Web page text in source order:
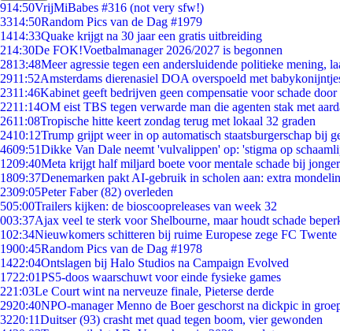
914:50VrijMiBabes #316 (not very sfw!)
3314:50Random Pics van de Dag #1979
1414:33Quake krijgt na 30 jaar een gratis uitbreiding
214:30De FOK!Voetbalmanager 2026/2027 is begonnen
2813:48Meer agressie tegen een andersluidende politieke mening,
2911:52Amsterdams dierenasiel DOA overspoeld met
2311:46Kabinet geeft bedrijven geen compensatie voor schade door
2211:14OM eist TBS tegen verwarde man die agenten stak met
2611:08Tropische hitte keert zondag terug met lokaal 32 graden
2410:12Trump grijpt weer in op automatisch staatsburgerschap bij
4609:51Dikke Van Dale neemt 'vulvalippen' op: 'stigma op
1209:40Meta krijgt half miljard boete voor mentale schade bij
1809:37Denemarken pakt AI-gebruik in scholen aan: extra
2309:05Peter Faber (82) overleden
505:00Trailers kijken: de bioscoopreleases van week 32
003:37Ajax veel te sterk voor Shelbourne, maar houdt schade
102:34Nieuwkomers schitteren bij ruime Europese zege FC Twente
1900:45Random Pics van de Dag #1978
1422:04Ontslagen bij Halo Studios na Campaign Evolved
1722:01PS5-doos waarschuwt voor einde fysieke games
221:03Le Court wint na nerveuze finale, Pieterse derde
2920:40NPO-manager Menno de Boer geschorst na dickpic in
3220:11Duitser (93) crasht met quad tegen boom, vier gewonden